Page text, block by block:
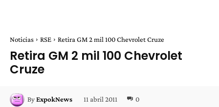
Noticias RSE Retira GM 2 mil 100 Chevrolet Cruze
Retira GM 2 mil 100 Chevrolet
Cruze
ByExpokNews 11 abril 2011 0